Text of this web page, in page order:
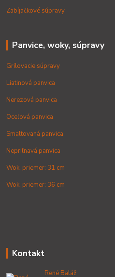
Zabíjačkové súpravy
Panvice, woky, súpravy
Grilovacie súpravy
Liatinová panvica
Nerezová panvica
Oceľová panvica
Smaltovaná panvica
Nepriľnavá panvica
Wok, priemer: 31 cm
Wok, priemer: 36 cm
Kontakt
René Baláž